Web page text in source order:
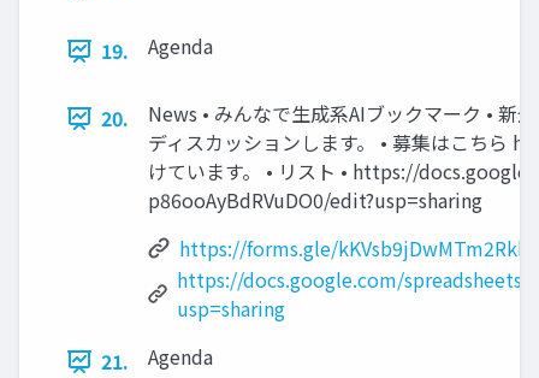
19. Agenda
20.
News • みんなで生成系AIブックマーク • 新
ディスカッションします。 • 募集はこちら
けています。 • リスト • https://
p86ooAyBdRVuDO0/edit?usp=sharing
https://forms.gle/kKVsb9jDwMTm2Rkk6
https://docs.google.com/spreadsheets/
usp=sharing
21.
Agenda